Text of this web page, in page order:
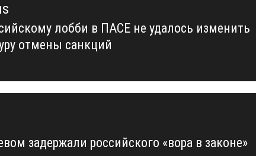
лобби в ПАСЕ не удалось изменить
отмены санкций
задержали российского «вора в законе»